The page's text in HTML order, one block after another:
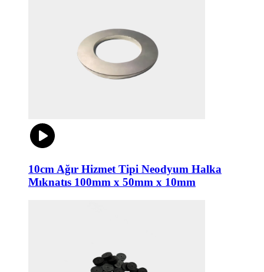
10cm Ağır Hizmet Tipi Neodyum Halka
Mıknatıs 100mm x 50mm x 10mm